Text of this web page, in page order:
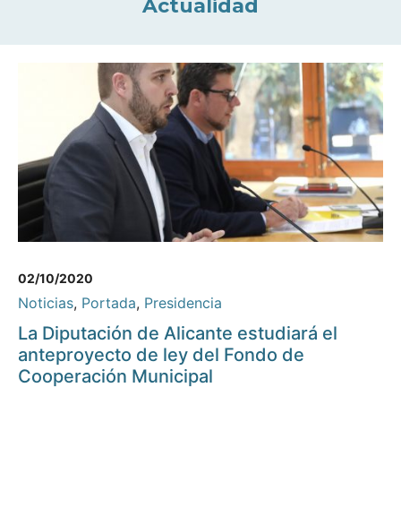
Actualidad
02/10/2020
Noticias, Portada, Presidencia
La Diputación de Alicante estudiará el
anteproyecto de ley del Fondo de
Cooperación Municipal